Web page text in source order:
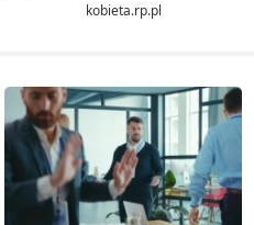
kobieta.rp.pl